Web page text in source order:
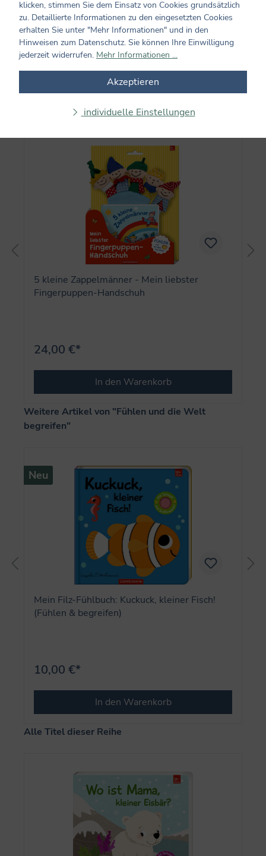
Keine Bewertungen gefunden. Teilen Sie Ihre
Erfahrungen mit anderen.
Auch beliebt
5 kleine Zappelmänner - Mein liebster
Fingerpuppen-Handschuh
24,00 €*
In den Warenkorb
Produktgalerie überspringen
Weitere Artikel von "Fühlen und die Welt
begreifen"
Neu
Mein Filz-Fühlbuch: Kuckuck, kleiner Fisch!
(Fühlen & begreifen)
10,00 €*
In den Warenkorb
Produktgalerie überspringen
Alle Titel dieser Reihe
klicken, stimmen Sie dem Einsatz von Cookies grundsätzlich
zu. Detaillierte Informationen zu den eingesetzten Cookies
erhalten Sie unter "Mehr Informationen" und in den
Hinweisen zum Datenschutz. Sie können Ihre Einwilligung
jederzeit widerrufen. Mehr Informationen ...
Akzeptieren
individuelle Einstellungen